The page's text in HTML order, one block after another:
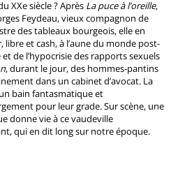
XXe siècle ? Après La puce à l’oreille,
Feydeau, vieux compagnon de
des tableaux bourgeois, elle en
et cash, à l’aune du monde post-
de l’hypocrisie des rapports sexuels
, durant le jour, des hommes-pantins
dans un cabinet d’avocat. La
bain fantasmatique et
pour leur grade. Sur scène, une
donne vie à ce vaudeville
qui en dit long sur notre époque.